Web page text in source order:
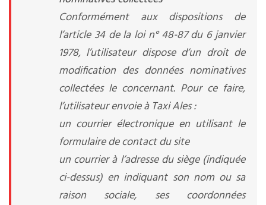
Conformément aux dispositions de
l’article 34 de la loi n° 48-87 du 6 janvier
1978, l’utilisateur dispose d’un droit de
modification des données nominatives
collectées le concernant. Pour ce faire,
l’utilisateur envoie à Taxi Ales:
un courrier électronique en utilisant le
formulaire de contact du site
un courrier à l’adresse du siège (indiquée
ci-dessus) en indiquant son nom ou sa
raison sociale, ses coordonnées